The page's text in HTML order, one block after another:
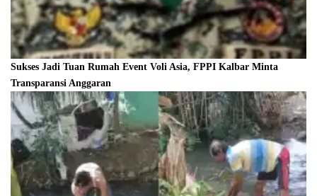
Sukses Jadi Tuan Rumah Event Voli Asia, FPPI Kalbar Minta
Transparansi Anggaran